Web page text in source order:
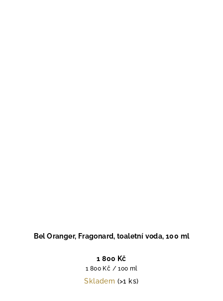
Bel Oranger, Fragonard, toaletní voda, 100 ml
1 800 Kč
Měrná
cena:
1 800 Kč / 100 ml
Skladem (>1 ks)